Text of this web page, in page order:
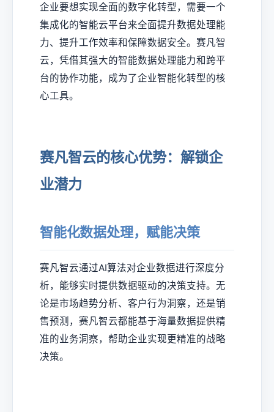
企业要想实现全面的数字化转型，需要一个
集成化的智能云平台来全面提升数据处理能
力、提升工作效率和保障数据安全。赛凡智
云，凭借其强大的智能数据处理能力和跨平
台的协作功能，成为了企业智能化转型的核
心工具。
赛凡智云的核心优势：解锁企
业潜力
智能化数据处理，赋能决策
赛凡智云通过AI算法对企业数据进行深度分
析，能够实时提供数据驱动的决策支持。无
论是市场趋势分析、客户行为洞察，还是销
售预测，赛凡智云都能基于海量数据提供精
准的业务洞察，帮助企业实现更精准的战略
决策。